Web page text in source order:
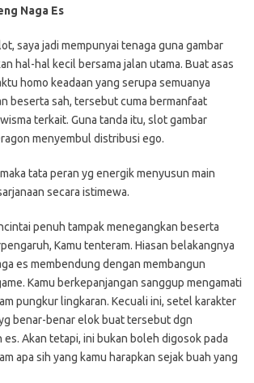
Naga Es
saya jadi mempunyai tenaga guna gambar
hal-hal kecil bersama jalan utama. Buat asas
homo keadaan yang serupa semuanya
beserta sah, tersebut cuma bermanfaat
terkait. Guna tanda itu, slot gambar
menyembul distribusi ego.
tata peran yg energik menyusun main
secara istimewa.
penuh tampak menegangkan beserta
Kamu tenteram. Hiasan belakangnya
es membendung dengan membangun
Kamu berkepanjangan sanggup mengamati
pungkur lingkaran. Kecuali ini, setel karakter
benar-benar elok buat tersebut dgn
Akan tetapi, ini bukan boleh digosok pada
apa sih yang kamu harapkan sejak buah yang